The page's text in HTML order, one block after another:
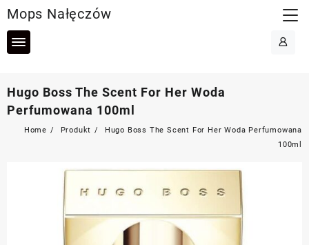
to
content
Mops Nałęczów
Hugo Boss The Scent For Her Woda
Perfumowana 100ml
Home Produkt
Hugo Boss The Scent For Her Woda Perfumowana
100ml